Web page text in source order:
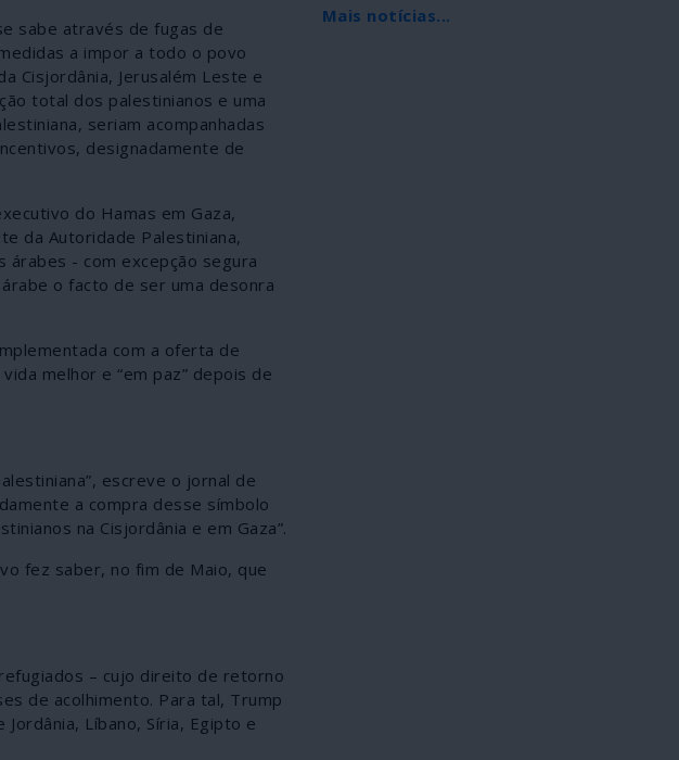
sabe através de fugas de
a impor a todo o povo
Cisjordânia, Jerusalém Leste e
total dos palestinianos e uma
seriam acompanhadas
designadamente de
do Hamas em Gaza,
da Autoridade Palestiniana,
árabes - com excepção segura
o facto de ser uma desonra
com a oferta de
melhor e “em paz” depois de
escreve o jornal de
a compra desse símbolo
na Cisjordânia e em Gaza”.
fez saber, no fim de Maio, que
– cujo direito de retorno
de acolhimento. Para tal, Trump
Líbano, Síria, Egipto e
Mais notícias...